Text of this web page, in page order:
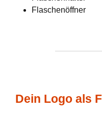
Flaschenöffner
Dein Logo als